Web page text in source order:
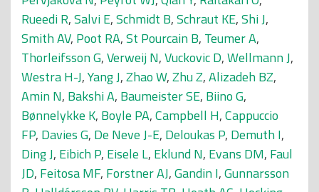
Rueedi R,Salvi E,Schmidt B,Schraut KE,Shi J,
Smith AV, Poot RA,St Pourcain B, Teumer A,
Thorleifsson G,Verweij N,Vuckovic D,Wellmann J,
Westra H-J,Yang J,Zhao W,Zhu Z,Alizadeh BZ,
Amin N, Bakshi A, Baumeister SE, Biino G,
Bønnelykke K, Boyle PA,Campbell H,Cappuccio
FP, Davies G, De Neve J-E, Deloukas P, Demuth I,
Ding J, Eibich P, Eisele L, Eklund N, Evans DM, Faul
JD, Feitosa MF, Forstner AJ,Gandin I,Gunnarsson